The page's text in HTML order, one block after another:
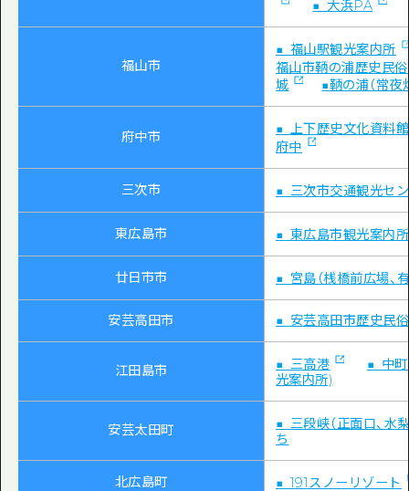
■ 大浜PA
福山市
■ 福山駅観光案内所
福山市鞆の浦歴史民
城
■鞆の浦（常夜
府中市
■ 上下歴史文化資料館
府中
三次市 ■ 三次市交通観光セ
東広島市 ■ 東広島市観光案内所
廿日市市 ■ 宮島（桟橋前広場、
安芸高田市 ■ 安芸高田市歴史民
江田島市 ■ 三高港
■ 中
光案内所)
安芸太田町
■ 三段峡（正面口、水
ち
北広島町 ■ 191スノーリゾート